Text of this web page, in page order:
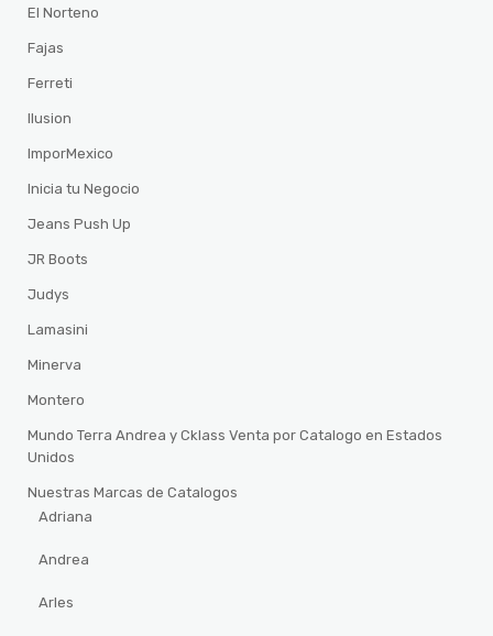
El Norteno
Fajas
Ferreti
Ilusion
ImporMexico
Inicia tu Negocio
Jeans Push Up
JR Boots
Judys
Lamasini
Minerva
Montero
Mundo Terra Andrea y Cklass Venta por Catalogo en Estados
Unidos
Nuestras Marcas de Catalogos
Adriana
Andrea
Arles